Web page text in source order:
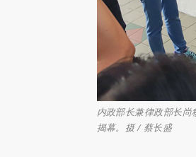
内政部长兼律政部长
揭幕。摄 / 蔡长盛